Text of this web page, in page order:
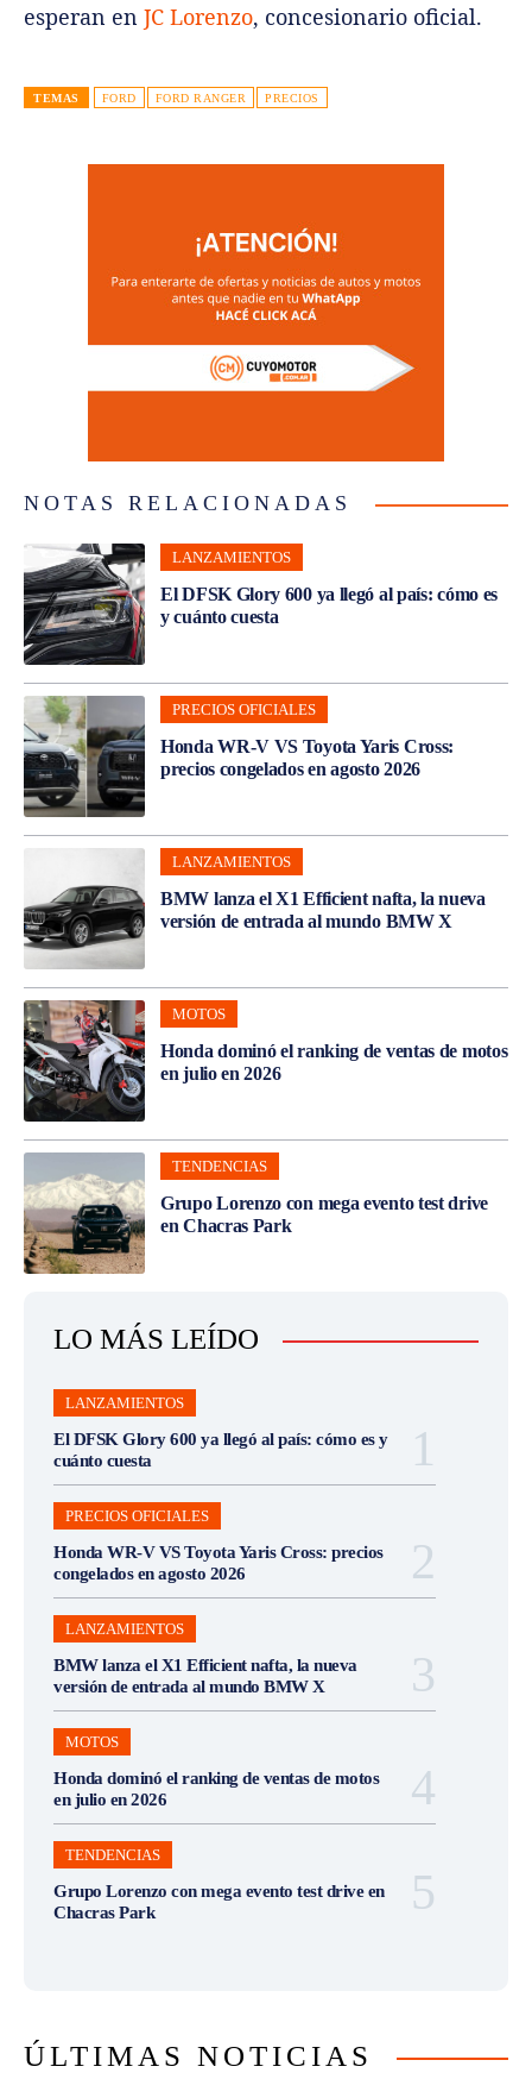
esperan en JC Lorenzo, concesionario oficial.
TEMAS FORD FORD RANGER PRECIOS
NOTAS RELACIONADAS
LANZAMIENTOS
El DFSK Glory 600 ya llegó al país: cómo es
y cuánto cuesta
PRECIOS OFICIALES
Honda WR-V VS Toyota Yaris Cross:
precios congelados en agosto 2026
LANZAMIENTOS
BMW lanza el X1 Efficient nafta, la nueva
versión de entrada al mundo BMW X
MOTOS
Honda dominó el ranking de ventas de motos
en julio en 2026
TENDENCIAS
Grupo Lorenzo con mega evento test drive
en Chacras Park
LO MÁS LEÍDO
LANZAMIENTOS
El DFSK Glory 600 ya llegó al país: cómo es y
cuánto cuesta
PRECIOS OFICIALES
Honda WR-V VS Toyota Yaris Cross: precios
congelados en agosto 2026
LANZAMIENTOS
BMW lanza el X1 Efficient nafta, la nueva
versión de entrada al mundo BMW X
MOTOS
Honda dominó el ranking de ventas de motos
en julio en 2026
TENDENCIAS
Grupo Lorenzo con mega evento test drive en
Chacras Park
ÚLTIMAS NOTICIAS